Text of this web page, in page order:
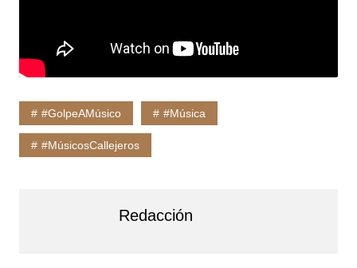
#GolpeAMúsico #Música
#MúsicosCallejeros
Redacción